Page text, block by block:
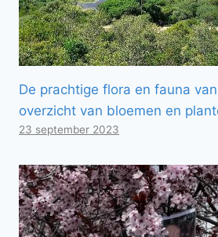
De prachtige flora en fauna
overzicht van bloemen en
23 september 2023